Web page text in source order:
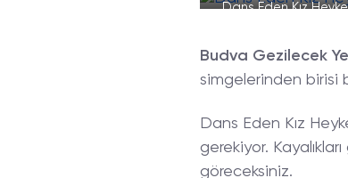
Dans Eden Kız
Budva Gezilecek
simgelerinden birisi
Dans Eden Kız
gerekiyor.
göreceksiniz.